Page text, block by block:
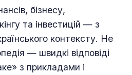
бізнесу,
та інвестицій — з
контексту. Не
— швидкі відповіді
з прикладами і